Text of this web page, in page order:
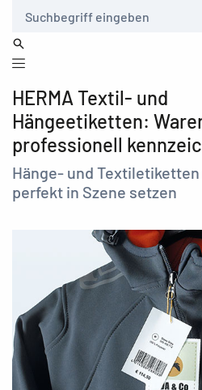
HERMA Textil- und
Hängeetiketten:
professionell
Hänge- und Textiletiketten
perfekt in Szene setzen